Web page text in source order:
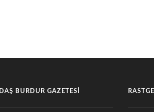
BURDUR GAZETESI